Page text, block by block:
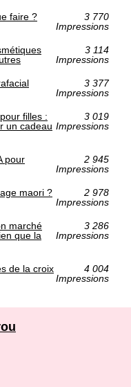
faire ?
3 770
Impressions
3 114
Impressions
3 377
Impressions
filles :
un cadeau
3 019
Impressions
pour
2 945
Impressions
maori ?
2 978
Impressions
marché
que la
3 286
Impressions
de la croix
4 004
Impressions